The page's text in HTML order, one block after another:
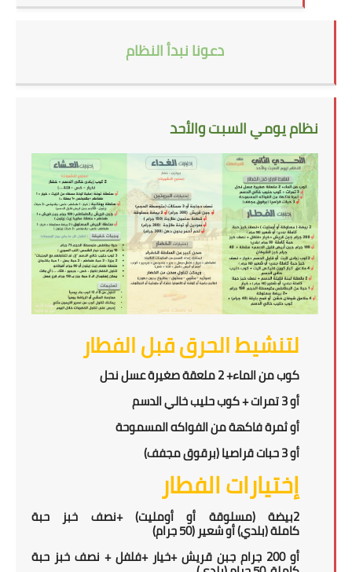
دعونا نبدأ النظام
نظام يومي السبت والأحد
لتنشيط الحرق قبل الفطار
كوب من الماء+ 2 ملعقة صغيرة عسل نحل
أو 3 تمرات + كوب حليب خالي الدسم
أو ثمرة فاكهة من الفواكه المسموحة
أو 3 حبات قراصيا (برقوق مجفف)
إختيارات الفطار
2بيضة (مسلوقة أو أومليت) +نصف خبز حبة
كاملة(بلدي)أوشعير(50 جرام
)
أو200 جرام جبن قريش +خيار +فلفل+ نصف خبز حبة